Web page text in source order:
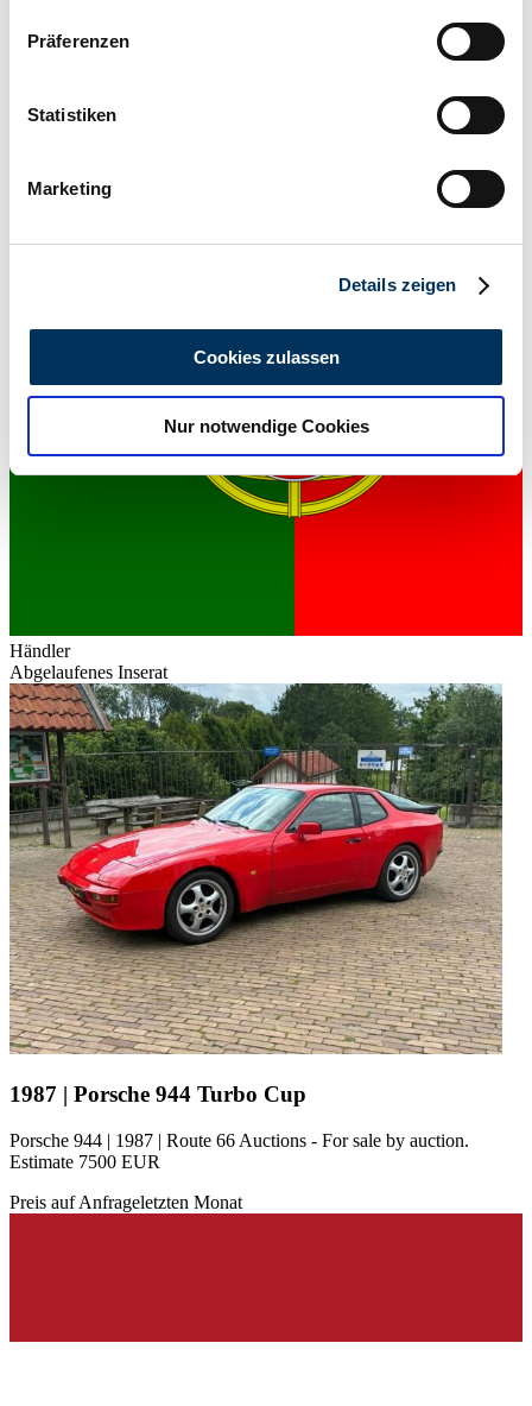
Informationen über Ihre geografische Lage
können
bestimmten Merkmalen (Fingerprinting) identifizieren
Erfahren Sie mehr darüber, wie Ihre persönlichen Daten
analysieren. Außerdem geben wir Informationen zu Ihrer
Verwendung unserer Website an unsere Partner für
soziale Medien, Werbung und Analysen weiter. Unsere
Partner führen diese Informationen möglicherweise mit
weiteren Daten zusammen, die Sie ihnen bereitgestellt
Präferenzen
Statistiken
Marketing
Details zeigen
Cookies zulassen
Nur notwendige Cookies
Händler
Abgelaufenes Inserat
1987 | Porsche 944 Turbo Cup
Porsche 944 | 1987 | Route 66 Auctions - For sale by auction.
Estimate 7500 EUR
Preis auf Anfrageletzten Monat